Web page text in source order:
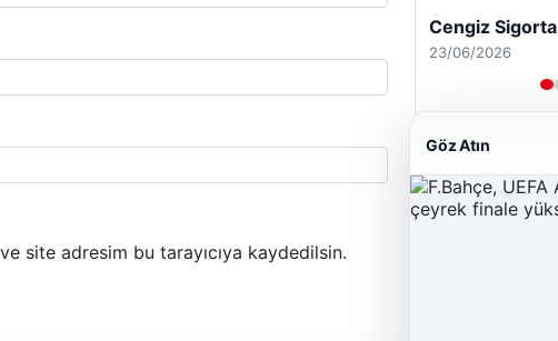
site adresim bu tarayıcıya kaydedilsin.
Cengiz Sigorta
23/06/2026
Göz Atın